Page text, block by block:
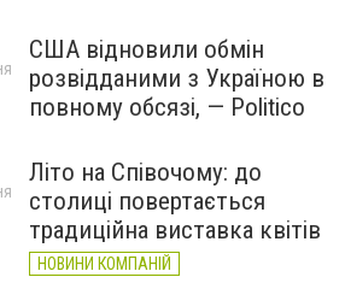
США відновили обмін
розвідданими з Україною в
повному обсязі, — Politico
Літо на Співочому: до
столиці повертається
традиційна виставка квітів
НОВИНИ КОМПАНІЙ